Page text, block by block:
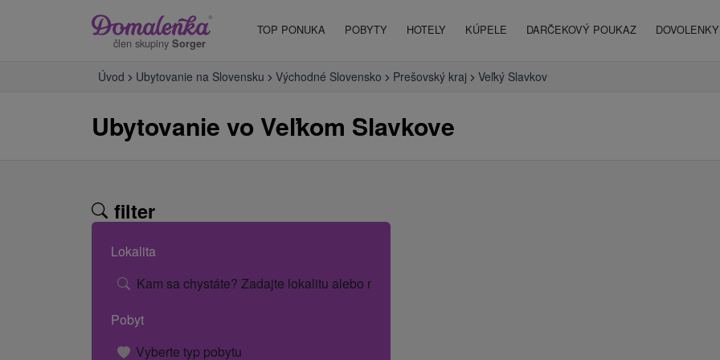
člen skupiny Sorger
TOP PONUKA POBYTY HOTELY KÚPELE DARČEKOVÝ POUKAZ
Úvod Ubytovanie na Slovensku Východné Slovensko Prešovský kraj Veľký Slavkov
Ubytovanie vo Veľkom Slavkove
filter
Lokalita
Kam sa chystáte? Zadajte lokalitu alebo názov hotela.
Pobyt
Vyberte typ pobytu